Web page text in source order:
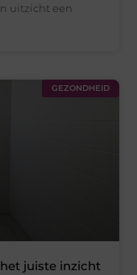
uitzicht een
GEZONDHEID
juiste inzicht